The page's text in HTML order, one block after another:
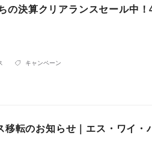
の決算クリアランスセール中
キャンペーン
移転のお知らせ｜エス・ワイ・